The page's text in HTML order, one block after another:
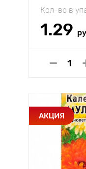
Престиж
Кол-во в
1.29
АКЦИЯ